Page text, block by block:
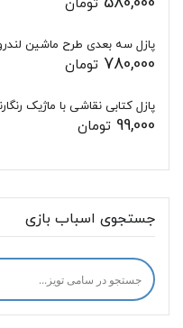
تومان
پازل سه بعدی طرح ماشین
780,000 تومان
پازل کتابی نقاشی با ماژیک
99,000 تومان
جستجوی اسباب بازی